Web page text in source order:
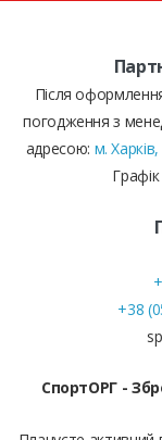
Після
погодження з
адресою: м.
+38
СпортОРГ -